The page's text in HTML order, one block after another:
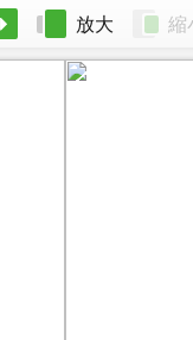
放大 縮